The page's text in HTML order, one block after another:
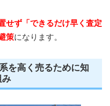
せず「できるだけ早く査定
策になります。
を高く売るために知
み